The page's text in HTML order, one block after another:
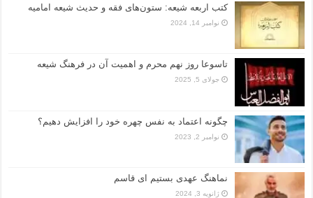
کتب اربعه شیعه: ستون‌های فقه و حدیث شیعه امامیه
نوامبر 14, 2024
تاسوعا روز نهم محرم و اهمیت آن در فرهنگ شیعه
جولای 5, 2025
چگونه اعتماد به نفس چهره خود را افزایش دهیم؟
نوامبر 2, 2023
نماهنگ عهدی بستیم ای قاسم
ژانویه 3, 2024